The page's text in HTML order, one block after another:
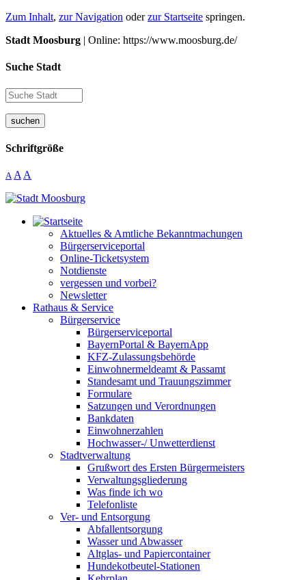
Zum Inhalt, zur Navigation oderzur Startseite springen.
Stadt Moosburg | Online: https://www.moosburg.de/
Suche Stadt
suchen
Schriftgröße
A A A
Aktuelles & Amtliche Bekanntmachungen
Bürgerserviceportal
Online-Ticketsystem
Notdienste
vergessen und vorbei?
Newsletter
Rathaus & Service
Bürgerservice
Bürgerserviceportal
BayernPortal & BayernApp
KFZ-Zulassungsbehörde
Einwohnermeldeamt & Passamt
Standesamt und Trauungszimmer
Formulare
Satzungen und Verordnungen
Bankdaten
Einwohnerzahlen
Hochwasser-/ Unwetterdienst
Stadtverwaltung
Grußwort des Ersten Bürgermeisters
Verwaltungsgliederung
Was finde ich wo
Telefonliste
Ver- und Entsorgung
Abfallentsorgung
Wasser und Abwasser
Altglas- und Papiercontainer
Hundekotbeutel-Stationen